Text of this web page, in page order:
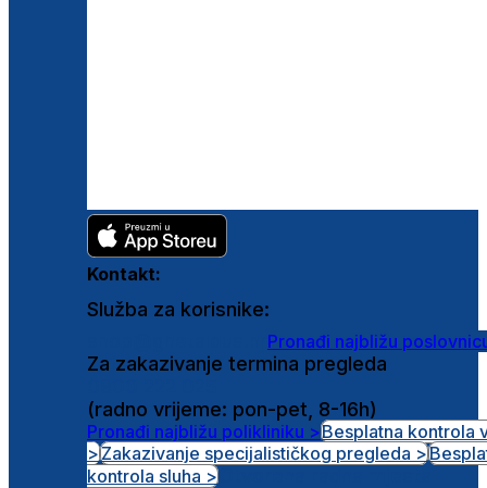
Kontakt:
Služba za korisnike:
Pronađi najbližu
Za zakazivanje termina pregleda
(radno vrijeme: pon-pet, 8-16h)
Pronađi najbližu polikliniku >Besplatna kontrola
>Zakazivanje specijalističkog pregleda >
kontrola sluha >